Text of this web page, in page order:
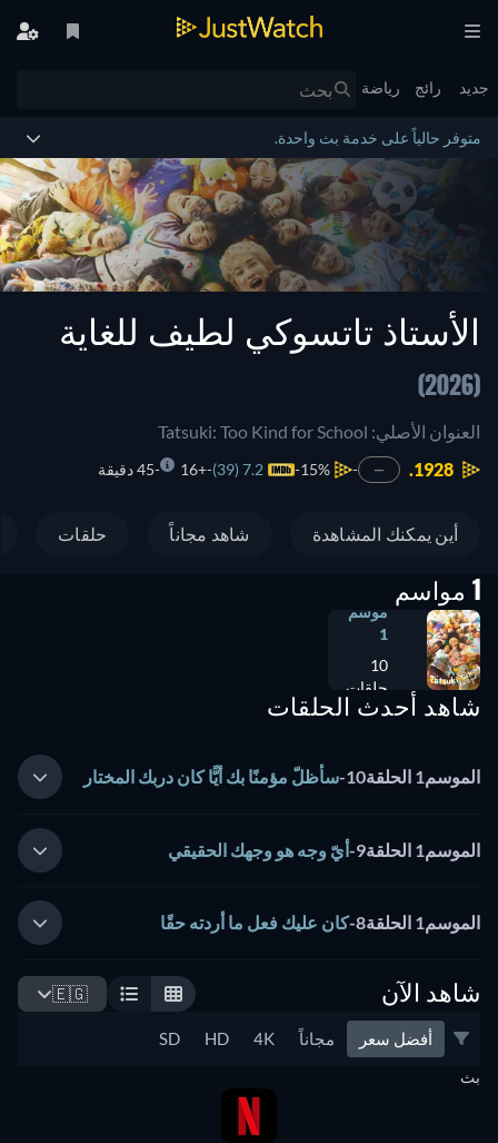
جديد رائج رياضة
متوفر حالياً على خدمة بث واحدة.
الأستاذ تاتسوكي لطيف للغاية
(2026)
العنوان الأصلي: Tatsuki: Too Kind for School
1928.
—
15%
7.2 (39)
+16 45 دقيقة
أين يمكنك المشاهدة شاهد مجاناً حلقات
1 مواسم
موسم
1
10
حلقات
شاهد أحدث الحلقات
الموسم1 الحلقة10 -سأظلّ مؤمنًا بك أيًّا كان دربك المختار
الموسم1 الحلقة9 -أيّ وجه هو وجهك الحقيقي
الموسم1 الحلقة8 -كان عليك فعل ما أردته حقًا
شاهد الآن 🇪🇬
أفضل سعر مجاناً 4K
HD
SD
بث